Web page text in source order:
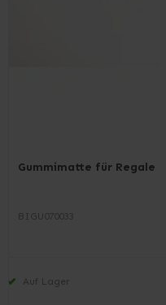
Gummimatte für Regale
BIGU070033
Auf Lager